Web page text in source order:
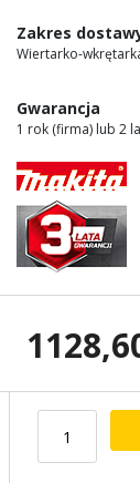
Zakres
Wiertarko-
Gwarancja
1 rok (firma) lub 2